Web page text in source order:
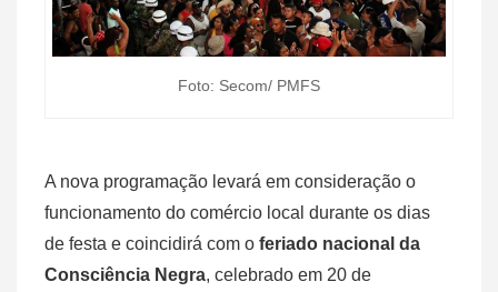
Foto: Secom/ PMFS
A nova programação levará em consideração o
funcionamento do comércio local durante os dias
de festa e coincidirá com o feriado nacional da
Consciência Negra, celebrado em 20 de